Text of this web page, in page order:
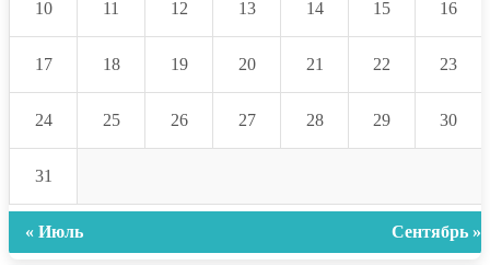
10 11 12 13 14 15 16
17 18 19 20 21 22 23
24 25 26 27 28 29 30
31
« Июль Сентябрь »